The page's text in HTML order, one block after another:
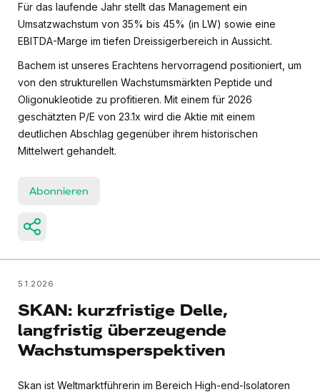
Für das laufende Jahr stellt das Management ein
Umsatzwachstum von 35% bis 45% (in LW) sowie eine
EBITDA-Marge im tiefen Dreissigerbereich in Aussicht.
Bachem ist unseres Erachtens hervorragend positioniert, um
von den strukturellen Wachstumsmärkten Peptide und
Oligonukleotide zu profitieren. Mit einem für 2026
geschätzten P/E von 23.1x wird die Aktie mit einem
deutlichen Abschlag gegenüber ihrem historischen
Mittelwert gehandelt.
Abonnieren
5.1.2026
SKAN: kurzfristige Delle,
langfristig überzeugende
Wachstumsperspektiven
Skan ist Weltmarktführerin im Bereich High-end-Isolatoren